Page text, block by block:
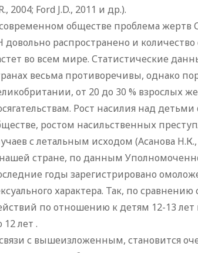
2004; Ford J.D., 2011 и др.).
обществе проблема жертв
довольно распространено и
во всем мире. Статистические
весьма противоречивы, однако
от 20 до 30 % взрослых
Рост насилия над
ростом насильственных
с летальным исходом (Асанова Н.К.,
стране, по данным
годы зарегистрировано
характера. Так, по
по отношению к детям 12-13 лет
12 лет .
с вышеизложенным, становится